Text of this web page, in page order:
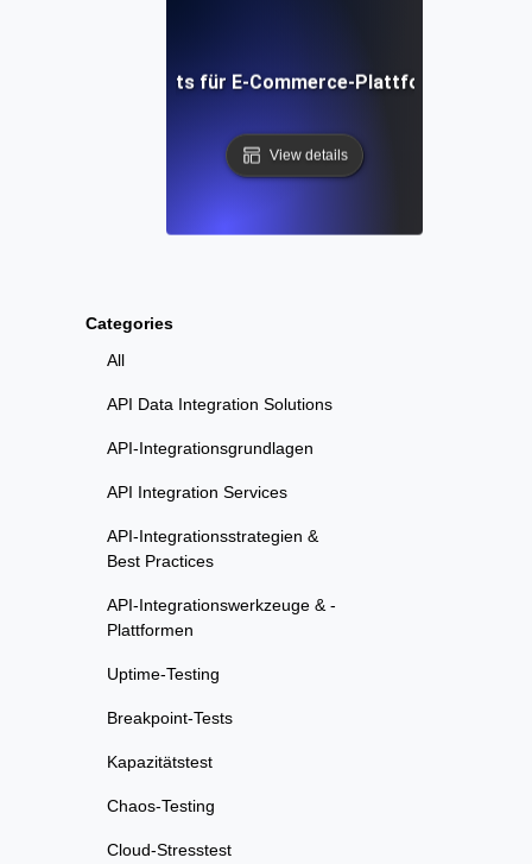
Categories
All
API Data Integration Solutions
API-Integrationsgrundlagen
API Integration Services
API-Integrationsstrategien &
Best Practices
API-Integrationswerkzeuge & -
Plattformen
Uptime-Testing
Breakpoint-Tests
Kapazitätstest
Chaos-Testing
Cloud-Stresstest
für E-Commerce-Plattformen:
View details